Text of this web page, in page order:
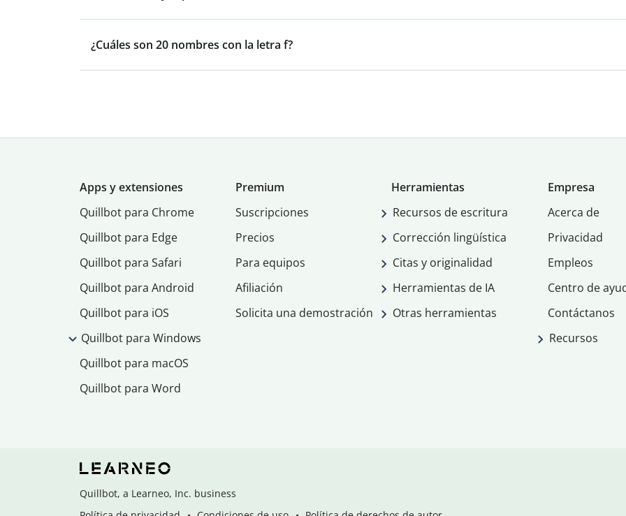
¿Cuáles son 20 nombres con la letra f?
Apps y extensiones
Quillbot para Chrome
Quillbot para Edge
Quillbot para Safari
Quillbot para Android
Quillbot para iOS
Quillbot para Windows
Quillbot para macOS
Quillbot para Word
Premium
Suscripciones
Precios
Para equipos
Afiliación
Solicita una demostración
Herramientas
Recursos de escritura
Corrección lingüística
Citas y originalidad
Herramientas de IA
Otras herramientas
Empresa
Acerca de
Privacidad
Empleos
Centro de
Contáctanos
Recursos
Quillbot, a Learneo, Inc. business